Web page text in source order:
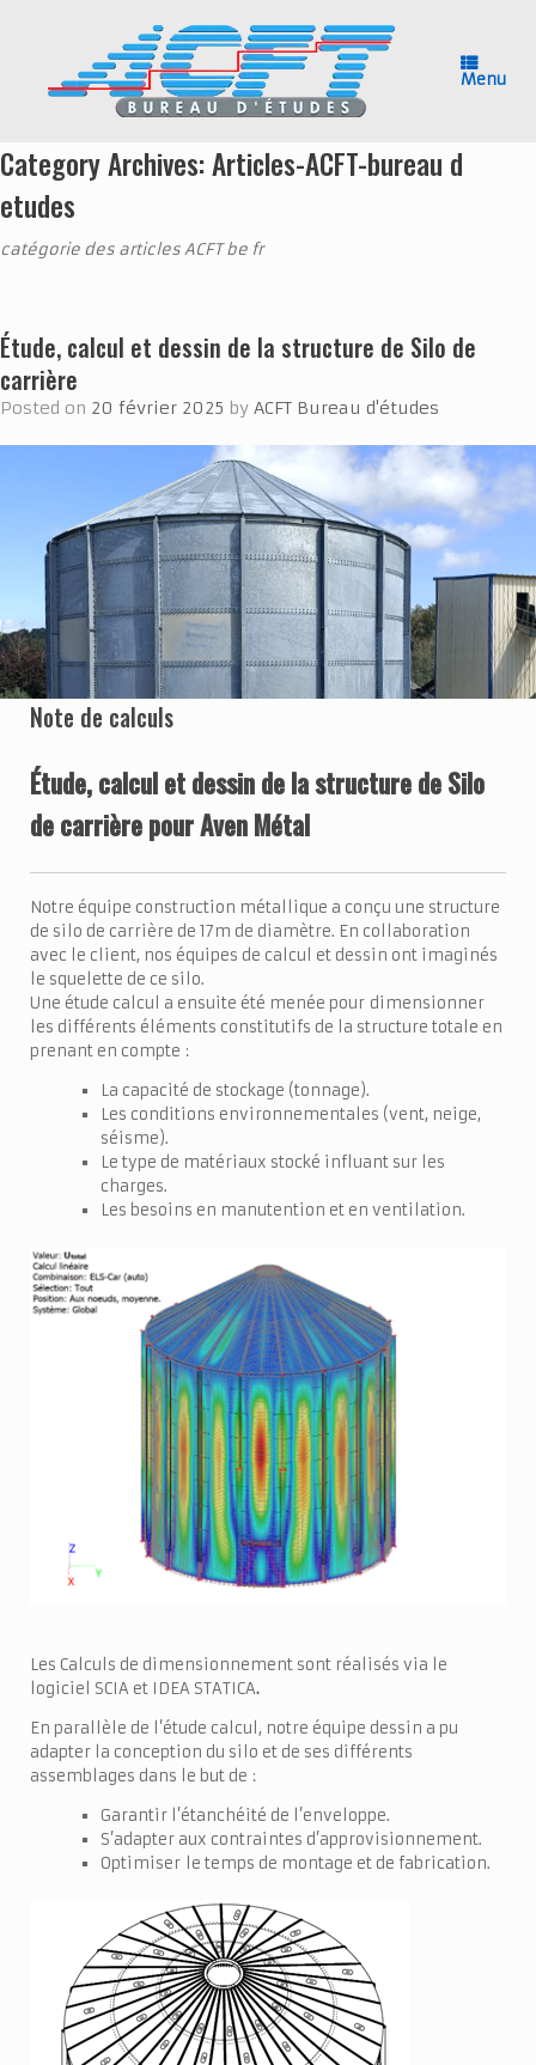
Menu
Category Archives:Articles-ACFT-bureau d
etudes
catégorie des articles ACFT be fr
Étude, calcul et dessin de la structure de Silo de
carrière
Posted on 20 février 2025 by ACFT Bureau d'études
Note de calculs
Étude, calcul et dessin de la structure de Silo
de carrière pour Aven Métal
Notre équipe construction métallique a conçu une structure
de silo de carrière de 17m de diamètre. En collaboration
avec le client, nos équipes de calcul et dessin ont imaginés
le squelette de ce silo.
Une étude calcul a ensuite été menée pour dimensionner
les différents éléments constitutifs de la structure totale en
prenant en compte :
La capacité de stockage (tonnage).
Les conditions environnementales (vent, neige,
séisme).
Le type de matériaux stocké influant sur les
charges.
Les besoins en manutention et en ventilation.
Les Calculs de dimensionnement sont réalisés via le
logiciel SCIA et IDEA STATICA.
En parallèle de l’étude calcul, notre équipe dessin a pu
adapter la conception du silo et de ses différents
assemblages dans le but de :
Garantir l’étanchéité de l’enveloppe.
S’adapter aux contraintes d’approvisionnement.
Optimiser le temps de montage et de fabrication.